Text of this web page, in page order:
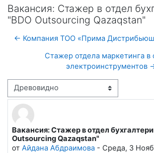
Вакансия: Стажер в отдел
"BDO Outsourcing Qazaqstan"
← Компания ТОО «Прима
Стажер отдела маркетинга в
электроинструментов
Режим отображения
Вакансия: Стажер в отдел
Outsourcing Qazaqstan"
от Айдана Абдраимова - Среда, 3
Количество ответов: 0